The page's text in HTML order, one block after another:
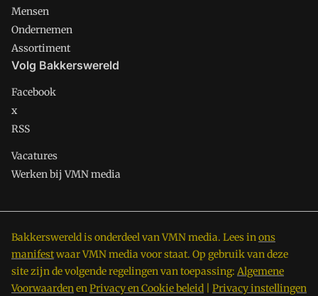
Mensen
Ondernemen
Assortiment
Volg Bakkerswereld
Facebook
x
RSS
Vacatures
Werken bij VMN media
Bakkerswereld is onderdeel van VMN media. Lees inons
manifestwaar VMN media voor staat. Op gebruik van deze
site zijn de volgende regelingen van toepassing: Algemene
VoorwaardenenPrivacy en Cookie beleid Privacy instellingen